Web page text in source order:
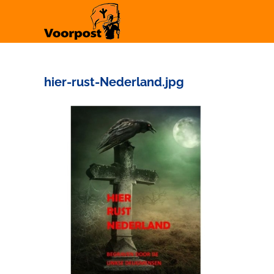
hier-rust-Nederland.jpg